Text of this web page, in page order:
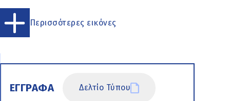
Περισσότερες εικόνες
ΕΓΓΡΑΦΑ Δελτίο Τύπου